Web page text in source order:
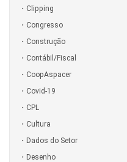
Clipping
Congresso
Construção
Contábil/Fiscal
CoopAspacer
Covid-19
CPL
Cultura
Dados do Setor
Desenho